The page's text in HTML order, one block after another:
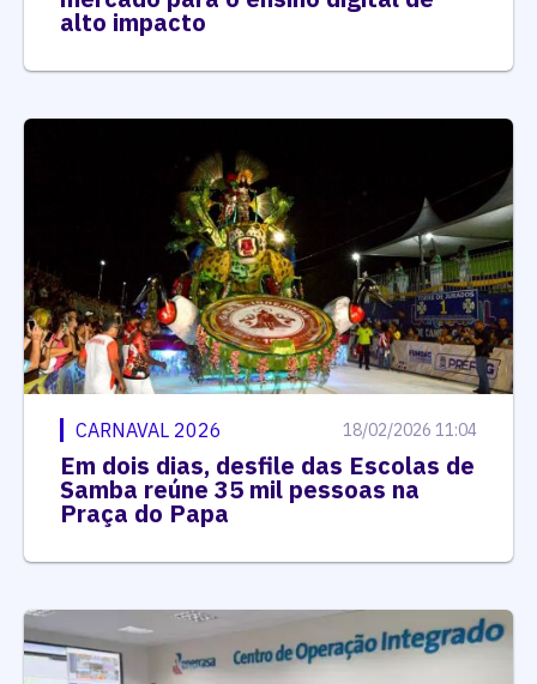
alto impacto
CARNAVAL 2026 18/02/2026 11:04
Em dois dias, desfile das Escolas de
Samba reúne 35 mil pessoas na
Praça do Papa